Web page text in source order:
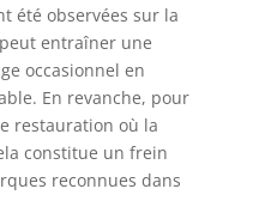
été observées sur la
entraîner une
occasionnel en
En revanche, pour
restauration où la
constitue un frein
reconnues dans